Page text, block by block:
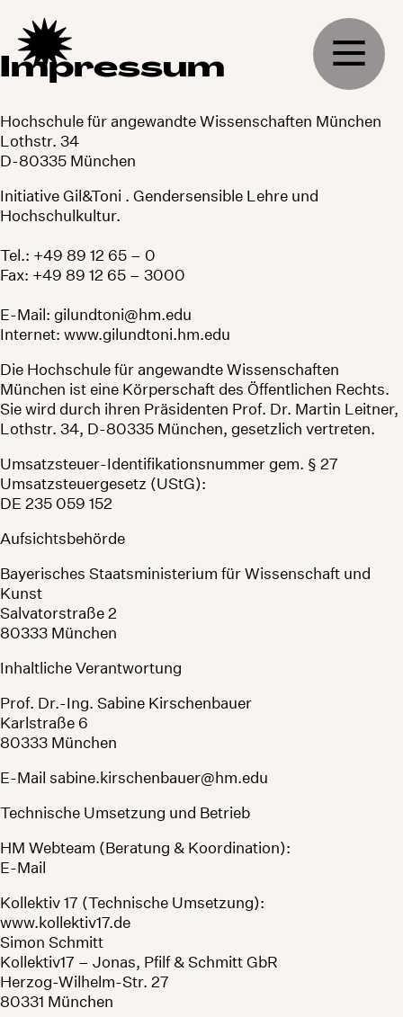
Impressum
Hochschule für angewandte Wissenschaften München
Lothstr. 34
D-80335 München
Initiative Gil&Toni . Gendersensible Lehre und
Hochschulkultur.
Tel.: +49 89 12 65 – 0
Fax: +49 89 12 65 – 3000
E-Mail: gilundtoni@hm.edu
Internet: www.gilundtoni.hm.edu
Die Hochschule für angewandte Wissenschaften
München ist eine Körperschaft des Öffentlichen Rechts.
Sie wird durch ihren Präsidenten Prof. Dr. Martin Leitner,
Lothstr. 34, D-80335 München, gesetzlich vertreten.
Umsatzsteuer-Identifikationsnummer gem. § 27
Umsatzsteuergesetz (UStG):
DE 235 059 152
Aufsichtsbehörde
Bayerisches Staatsministerium für Wissenschaft und
Kunst
Salvatorstraße 2
80333 München
Inhaltliche Verantwortung
Prof. Dr.-Ing. Sabine Kirschenbauer
Karlstraße 6
80333 München
E-Mail sabine.kirschenbauer@hm.edu
Technische Umsetzung und Betrieb
HM Webteam (Beratung & Koordination):
E-Mail
Kollektiv 17 (Technische Umsetzung):
www.kollektiv17.de
Simon Schmitt
Kollektiv17 – Jonas, Pfilf & Schmitt GbR
Herzog-Wilhelm-Str. 27
80331 München